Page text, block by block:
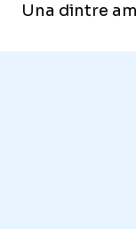
Una dintre